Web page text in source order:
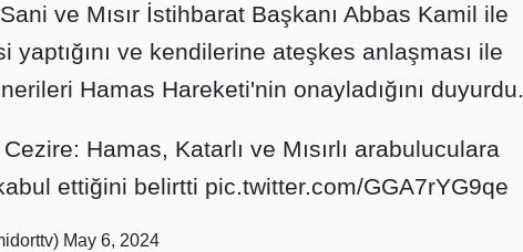
ve Mısır İstihbarat Başkanı Abbas Kamil ile
yaptığını ve kendilerine ateşkes anlaşması ile
Hamas Hareketi'nin onayladığını duyurdu.
Hamas, Katarlı ve Mısırlı arabuluculara
ettiğini belirtti pic.twitter.com/GGA7rYG9qe
May 6, 2024